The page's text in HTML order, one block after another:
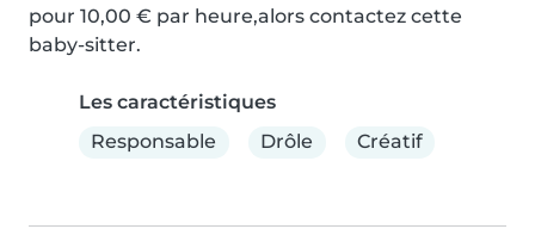
pour 10,00 € par heure,alors contactez cette
baby-sitter.
Les caractéristiques
Responsable
Drôle Créatif